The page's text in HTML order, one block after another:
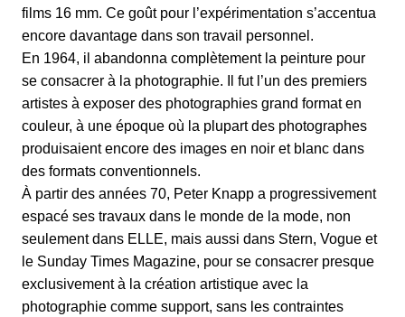
films 16 mm. Ce goût pour l’expérimentation s’accentua
encore davantage dans son travail personnel.
En 1964, il abandonna complètement la peinture pour
se consacrer à la photographie. Il fut l’un des premiers
artistes à exposer des photographies grand format en
couleur, à une époque où la plupart des photographes
produisaient encore des images en noir et blanc dans
des formats conventionnels.
À partir des années 70, Peter Knapp a progressivement
espacé ses travaux dans le monde de la mode, non
seulement dans ELLE, mais aussi dans Stern, Vogue et
le Sunday Times Magazine, pour se consacrer presque
exclusivement à la création artistique avec la
photographie comme support, sans les contraintes